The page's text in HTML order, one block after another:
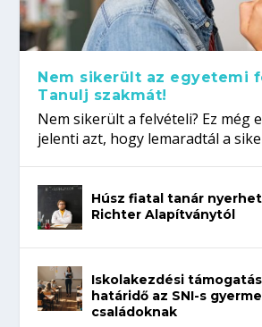
Nem sikerült az egyetemi
Tanulj szakmát!
Nem sikerült a felvételi? Ez még
jelenti azt, hogy lemaradtál a
Húsz fiatal tanár
Richter Alapítványtól
Iskolakezdési
határidő az SNI-s
családoknak